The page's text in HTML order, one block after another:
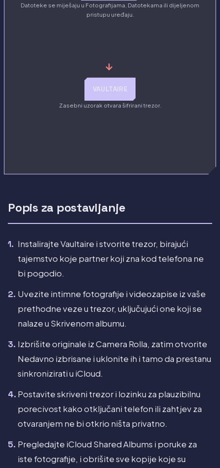
Datoteke se miješaju u Fotografijama, Datotekama ili dijeljenom
pristupu uređaju.
→
VAULTAIRE
Zasebni uzorak otvara šifrirani trezor.
Popis za postavljanje
Instalirajte Vaultaire i stvorite trezor, birajući
tajemstvo koje partner koji zna kod telefona ne
bi pogodio.
Uvezite intimne fotografije i videozapise iz vaše
prethodne veze u trezor, uključujući one koji se
nalaze u Skrivenom albumu.
Izbrišite originale iz Camera Rolla, zatim otvorite
Nedavno izbrisane i uklonite ih i tamo da prestanu
sinkronizirati u iCloud.
Postavite skriveni trezor i lozinku za plauzibilnu
porecivost kako otključani telefon ili zahtjev za
otvaranjem ne bi otkrio ništa privatno.
Pregledajte iCloud Shared Albums i poruke za
iste fotografije, i obrišite sve kopije koje su